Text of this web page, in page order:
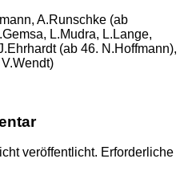
A.Runschke (ab
L.Mudra, L.Lange,
(ab 46. N.Hoffmann),
veröffentlicht. Erforderliche